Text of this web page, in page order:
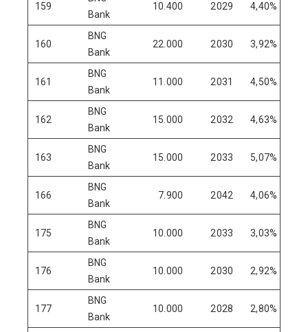
159
Bank
10.400 2029 4,40%
160
BNG
Bank
22.000 2030 3,92%
161
BNG
Bank
11.000 2031 4,50%
162
BNG
Bank
15.000 2032 4,63%
163
BNG
Bank
15.000 2033 5,07%
166
BNG
Bank
7.900 2042 4,06%
175
BNG
Bank
10.000 2033 3,03%
176
BNG
Bank
10.000 2030 2,92%
177
BNG
Bank
10.000 2028 2,80%